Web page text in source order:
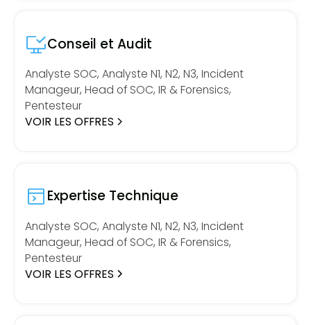
Conseil et Audit
Analyste SOC, Analyste N1, N2, N3, Incident
Manageur, Head of SOC, IR & Forensics,
Pentesteur
VOIR LES OFFRES
Expertise Technique
Analyste SOC, Analyste N1, N2, N3, Incident
Manageur, Head of SOC, IR & Forensics,
Pentesteur
VOIR LES OFFRES